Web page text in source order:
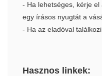
- Ha lehetséges, kérje
egy írásos nyugtát a
- Ha az eladóval
Hasznos linkek: